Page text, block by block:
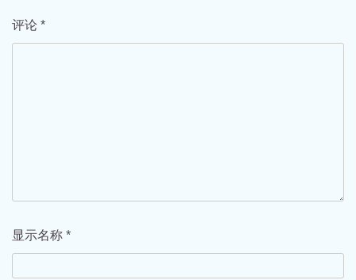
评论 *
显示名称 *